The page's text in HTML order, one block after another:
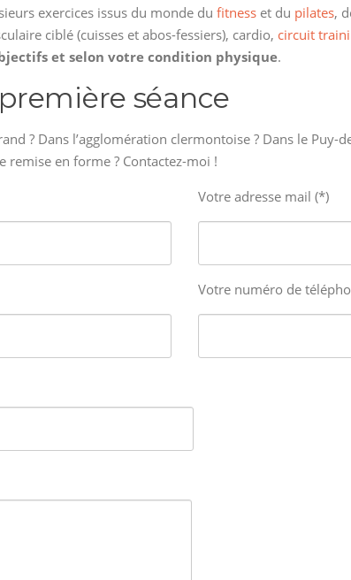
exercices issus du monde du fitness et du pilates,
ciblé (cuisses et abos-fessiers), cardio, circuit
et selon votre condition physique.
séance
? Dans l’agglomération clermontoise ? Dans le Puy-
remise en forme ? Contactez-moi !
Votre adresse mail (*)
Votre numéro de